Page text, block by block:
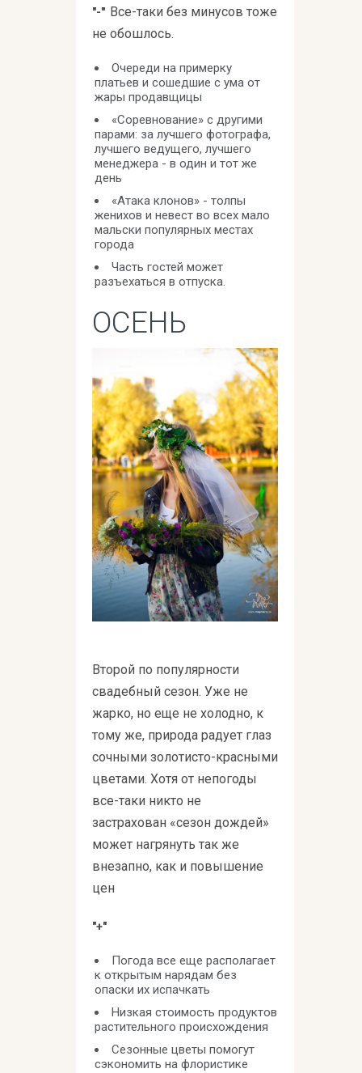
"-" Все-таки без минусов тоже
не обошлось.
Очереди на примерку
платьев и сошедшие с ума от
жары продавщицы
«Соревнование» с другими
парами: за лучшего фотографа,
лучшего ведущего, лучшего
менеджера - в один и тот же
день
«Атака клонов» - толпы
женихов и невест во всех мало
мальски популярных местах
города
Часть гостей может
разъехаться в отпуска.
ОСЕНЬ
Второй по популярности
свадебный сезон. Уже не
жарко, но еще не холодно, к
тому же, природа радует глаз
сочными золотисто-красными
цветами. Хотя от непогоды
все-таки никто не
застрахован «сезон дождей»
может нагрянуть так же
внезапно, как и повышение
цен
"+"
Погода все еще располагает
к открытым нарядам без
опаски их испачкать
Низкая стоимость продуктов
растительного происхождения
Сезонные цветы помогут
сэкономить на флористике